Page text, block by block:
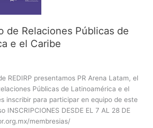
de Relaciones Públicas de
e el Caribe
REDIRP presentamos PR Arena Latam, el
Públicas de Latinoamérica e el
inscribir para participar en equipo de este
INSCRIPCIONES DESDE EL 7 AL 28 DE
membresias/